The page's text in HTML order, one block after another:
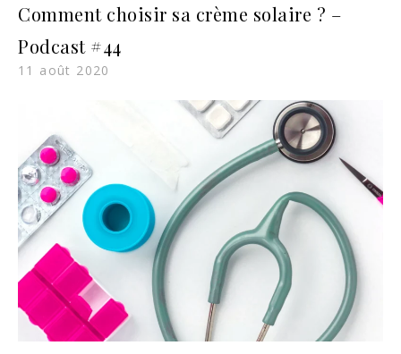
Comment choisir sa crème solaire ? –
Podcast #44
11 août 2020